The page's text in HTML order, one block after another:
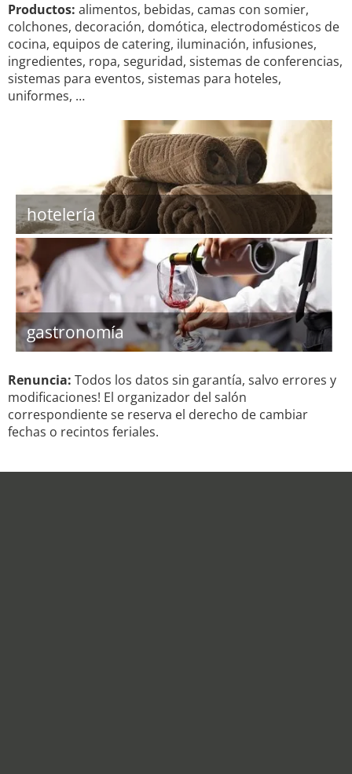
Productos: alimentos, bebidas, camas con somier,
colchones, decoración, domótica, electrodomésticos de
cocina, equipos de catering, iluminación, infusiones,
ingredientes, ropa, seguridad, sistemas de conferencias,
sistemas para eventos, sistemas para hoteles,
uniformes, …
hotelería
gastronomía
Renuncia: Todos los datos sin garantía, salvo errores y
modificaciones! El organizador del salón
correspondiente se reserva el derecho de cambiar
fechas o recintos feriales.